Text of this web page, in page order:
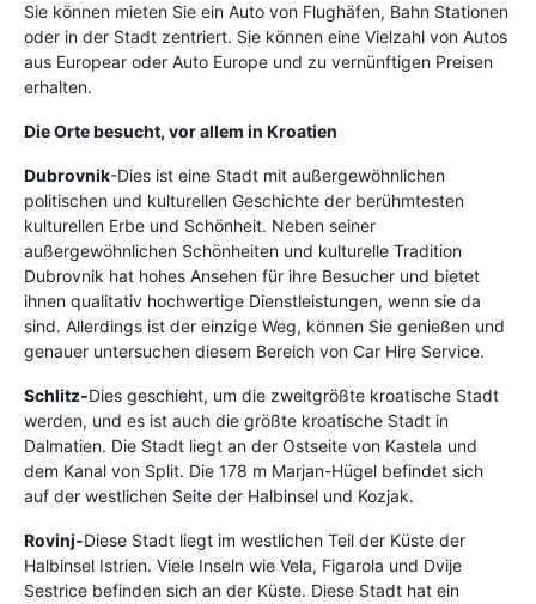
Sie können mieten Sie ein Auto von Flughäfen, Bahn Stationen
oder in der Stadt zentriert. Sie können eine Vielzahl von Autos
aus Europear oder Auto Europe und zu vernünftigen Preisen
erhalten.
Die Orte besucht, vor allem in Kroatien
Dubrovnik-Dies ist eine Stadt mit außergewöhnlichen
politischen und kulturellen Geschichte der berühmtesten
kulturellen Erbe und Schönheit. Neben seiner
außergewöhnlichen Schönheiten und kulturelle Tradition
Dubrovnik hat hohes Ansehen für ihre Besucher und bietet
ihnen qualitativ hochwertige Dienstleistungen, wenn sie da
sind. Allerdings ist der einzige Weg, können Sie genießen und
genauer untersuchen diesem Bereich von Car Hire Service.
Schlitz-Dies geschieht, um die zweitgrößte kroatische Stadt
werden, und es ist auch die größte kroatische Stadt in
Dalmatien. Die Stadt liegt an der Ostseite von Kastela und
dem Kanal von Split. Die 178 m Marjan-Hügel befindet sich
auf der westlichen Seite der Halbinsel und Kozjak.
Rovinj-Diese Stadt liegt im westlichen Teil der Küste der
Halbinsel Istrien. Viele Inseln wie Vela, Figarola und Dvije
Sestrice befinden sich an der Küste. Diese Stadt hat ein